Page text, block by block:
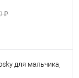
₽
для мальчика,